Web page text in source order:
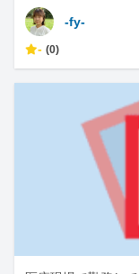
-fy-
- (0)